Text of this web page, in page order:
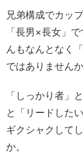
兄弟構成でカッ
「長男×長女」
んもなんとなく
ではありません
「しっかり者」
と「リードした
ギクシャクして
か。